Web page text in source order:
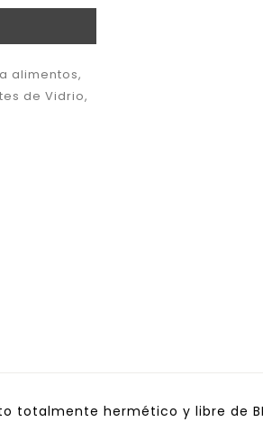
alimentos,
de Vidrio,
totalmente hermético y libre de